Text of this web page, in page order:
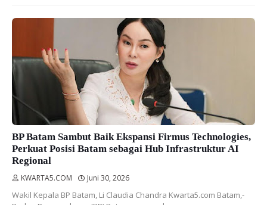
BP Batam Sambut Baik Ekspansi Firmus Technologies,
Perkuat Posisi Batam sebagai Hub Infrastruktur AI
Regional
KWARTA5.COM Juni 30, 2026
Wakil Kepala BP Batam, Li Claudia Chandra Kwarta5.com Batam,-